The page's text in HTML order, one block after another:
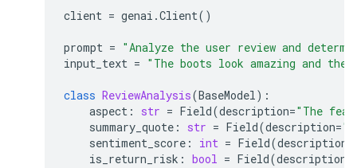
client = genai .Client()
prompt = "Analyze the user review and
input_text = "The boots look amazing and
class ReviewAnalysis(BaseModel):
aspect : str = Field(description="The
summary_quote : str = Field(description=
sentiment_score : int = Field(description
is_return_risk : bool = Field(description